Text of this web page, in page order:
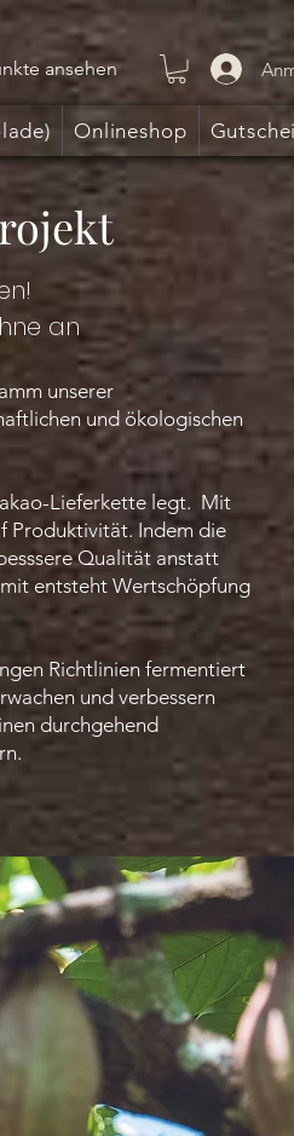
ansehen
Onlineshop
an
unserer
und ökologischen
Lieferkette legt. Mit
Produktivität. Indem die
Qualität anstatt
entsteht Wertschöpfung
Richtlinien fermentiert
und verbessern
durchgehend